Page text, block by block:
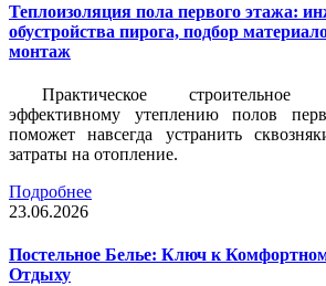
Теплоизоляция пола первого этажа:
обустройства пирога, подбор
монтаж
Практическое
эффективному утеплению полов
поможет навсегда устранить
затраты на отопление.
Подробнее
23.06.2026
Постельное Белье: Ключ к
Отдыху